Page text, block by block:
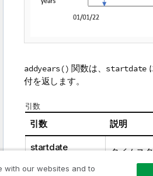
addyears() 関数は、 startdate
付を返します。
引数
引数 説明
startdate タイムス
with our websites and to